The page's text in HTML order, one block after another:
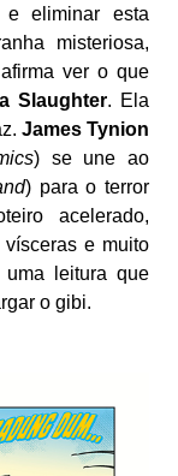
e eliminar esta
misteriosa,
ver o que
Slaughter. Ela
James Tynion
) se une ao
) para o terror
acelerado,
vísceras e muito
leitura que
o gibi.